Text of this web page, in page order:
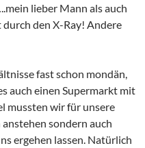
lieber Mann als auch
den X-Ray! Andere
fast schon mondän,
auch einen Supermarkt mit
mussten wir für unsere
sondern auch
ergehen lassen. Natürlich